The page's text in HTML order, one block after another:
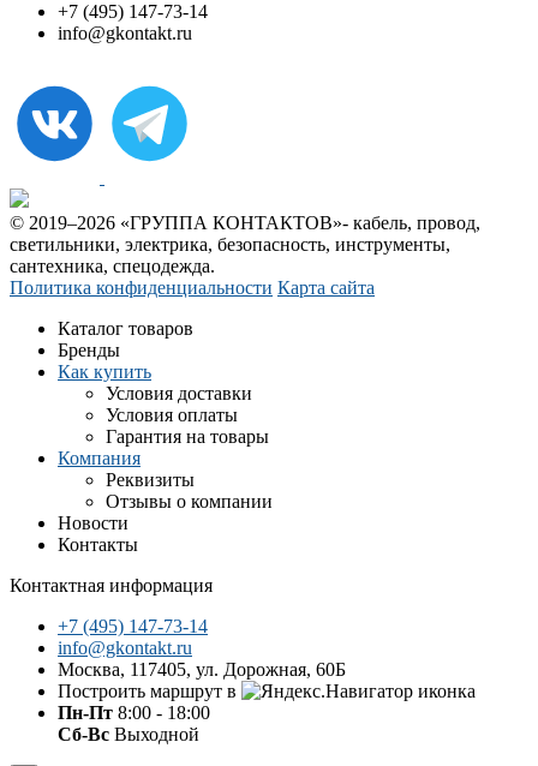
+7 (495) 147-73-14
info@gkontakt.ru
© 2019–2026 «ГРУППА КОНТАКТОВ»- кабель, провод,
светильники, электрика, безопасность, инструменты,
сантехника, спецодежда.
Политика конфиденциальности Карта сайта
Каталог товаров
Бренды
Как купить
Условия доставки
Условия оплаты
Гарантия на товары
Компания
Реквизиты
Отзывы о компании
Новости
Контакты
Контактная информация
+7 (495) 147-73-14
info@gkontakt.ru
Москва, 117405, ул. Дорожная, 60Б
Построить маршрут в
Пн-Пт 8:00 - 18:00
Сб-Вс Выходной